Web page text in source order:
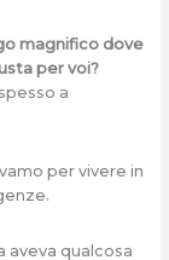
magnifico dove
per voi?
a
per vivere in
aveva qualcosa